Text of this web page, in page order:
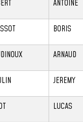
ANTOINE
BORIS
ARNAUD
JEREMY
LUCAS